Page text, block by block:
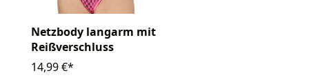
Netzbody langarm mit
Reißverschluss
14,99 €*